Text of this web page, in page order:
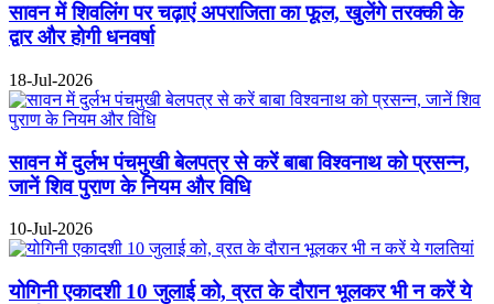
सावन में शिवलिंग पर चढ़ाएं अपराजिता का फूल, खुलेंगे तरक्की के
द्वार और होगी धनवर्षा
18-Jul-2026
सावन में दुर्लभ पंचमुखी बेलपत्र से करें बाबा विश्वनाथ को प्रसन्न,
जानें शिव पुराण के नियम और विधि
10-Jul-2026
योगिनी एकादशी 10 जुलाई को, व्रत के दौरान भूलकर भी न करें ये